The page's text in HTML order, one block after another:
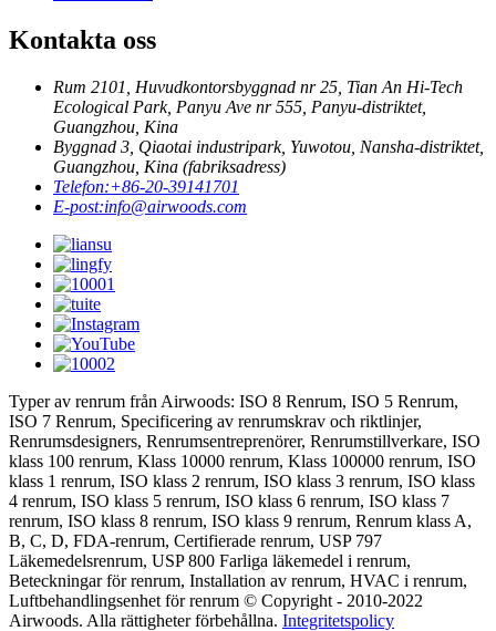
Kontakta oss
Rum 2101, Huvudkontorsbyggnad nr 25, Tian An Hi-Tech
Ecological Park, Panyu Ave nr 555, Panyu-distriktet,
Guangzhou, Kina
Byggnad 3, Qiaotai industripark, Yuwotou, Nansha-distriktet,
Guangzhou, Kina (fabriksadress)
Telefon:+86-20-39141701
E-post:info@airwoods.com
Typer av renrum från Airwoods: ISO 8 Renrum, ISO 5 Renrum,
ISO 7 Renrum, Specificering av renrumskrav och riktlinjer,
Renrumsdesigners, Renrumsentreprenörer, Renrumstillverkare, ISO
klass 100 renrum, Klass 10000 renrum, Klass 100000 renrum, ISO
klass 1 renrum, ISO klass 2 renrum, ISO klass 3 renrum, ISO klass
4 renrum, ISO klass 5 renrum, ISO klass 6 renrum, ISO klass 7
renrum, ISO klass 8 renrum, ISO klass 9 renrum, Renrum klass A,
B, C, D, FDA-renrum, Certifierade renrum, USP 797
Läkemedelsrenrum, USP 800 Farliga läkemedel i renrum,
Beteckningar för renrum, Installation av renrum, HVAC i renrum,
Luftbehandlingsenhet för renrum © Copyright - 2010-2022
Airwoods. Alla rättigheter förbehållna. Integritetspolicy